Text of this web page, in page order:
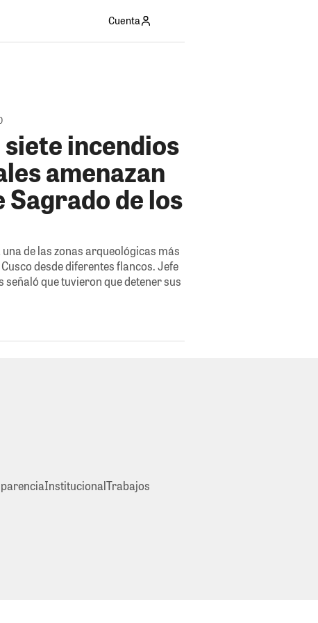
Cuenta
siete incendios
amenazan
Sagrado de los
una de las zonas arqueológicas más
desde diferentes flancos. Jefe
señaló que tuvieron que detener sus
InstitucionalTrabajos